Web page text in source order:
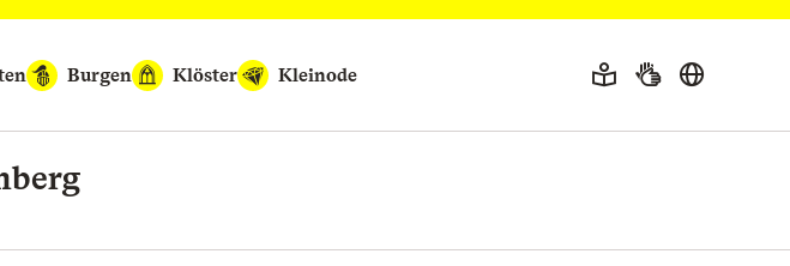
Burgen Klöster Kleinode